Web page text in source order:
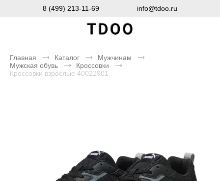
8 (499) 213-11-69 info@tdoo.ru
Главная Каталог
Мужчинам
Мужская обувь
Кроссовки
Кроссовки взрослые 40022901